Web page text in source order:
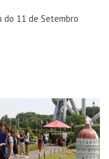
do 11 de Setembro